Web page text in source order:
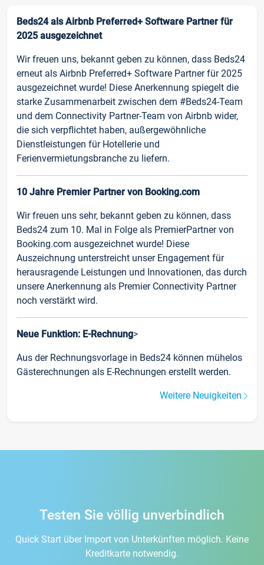
Beds24 als Airbnb Preferred+ Software Partner für
2025 ausgezeichnet
Wir freuen uns, bekannt geben zu können, dass Beds24
erneut als Airbnb Preferred+ Software Partner für 2025
ausgezeichnet wurde! Diese Anerkennung spiegelt die
starke Zusammenarbeit zwischen dem #Beds24-Team
und dem Connectivity Partner-Team von Airbnb wider,
die sich verpflichtet haben, außergewöhnliche
Dienstleistungen für Hotellerie und
Ferienvermietungsbranche zu liefern.
10 Jahre Premier Partner von Booking.com
Wir freuen uns sehr, bekannt geben zu können, dass
Beds24 zum 10. Mal in Folge als PremierPartner von
Booking.com ausgezeichnet wurde! Diese
Auszeichnung unterstreicht unser Engagement für
herausragende Leistungen und Innovationen, das durch
unsere Anerkennung als Premier Connectivity Partner
noch verstärkt wird.
Neue Funktion: E-Rechnung>
Aus der Rechnungsvorlage in Beds24 können mühelos
Gästerechnungen als E-Rechnungen erstellt werden.
Weitere Neuigkeiten
Testen Sie völlig unverbindlich
Quick Start über Import von Unterkünften möglich. Keine
Kreditkarte notwendig.